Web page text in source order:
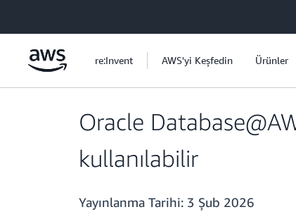
re:Invent AWS'yi Keşfedin Ürünler
Oracle
kullanılabilir
Yayınlanma Tarihi: 3 Şub 2026